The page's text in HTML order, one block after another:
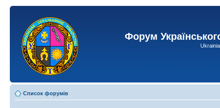
Форум
Список форумів